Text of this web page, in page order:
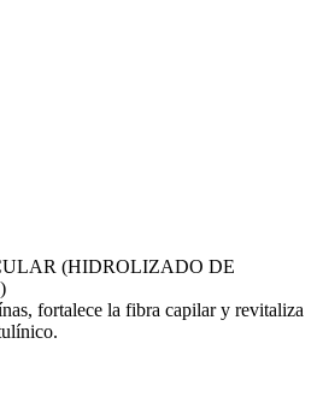
(HIDROLIZADO DE
fortalece la fibra capilar y revitaliza